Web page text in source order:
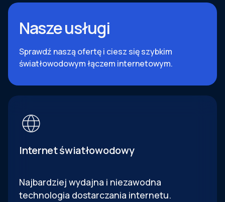
Nasze usługi
Sprawdź naszą ofertę i ciesz się szybkim
światłowodowym łączem internetowym.
Internet światłowodowy
Najbardziej wydajna i niezawodna
technologia dostarczania internetu.